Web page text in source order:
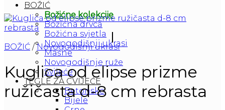
BOŽIĆ
Božićne kolekcije
Božićna drvca
Božićna svjetla
Novogodišnji ukrasi
Mašne
Novogodišnje ruže
Svijeće
TEGLE ZA CVIJEĆE
Betonske
Bijele
BOŽIĆ / Novogodišnji ukrasi
Kuglica od elipse prizme
ružičasta d-8 cm rebrasta